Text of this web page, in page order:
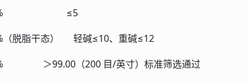
% ≤5
（脱脂干态） 轻碱≤10、重碱≤12
＞99.00（200 目/英寸）标准筛选通过